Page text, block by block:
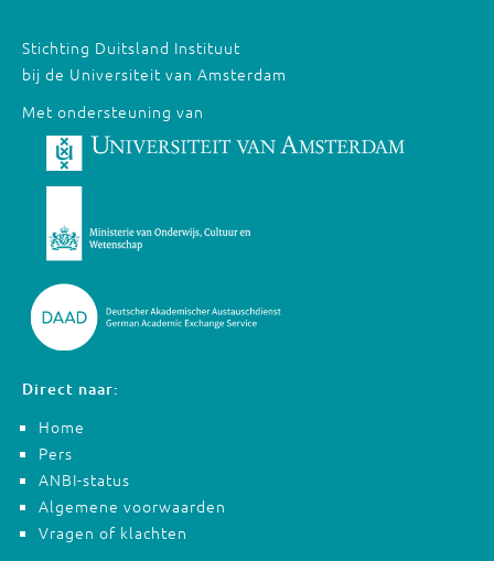
Stichting Duitsland Instituut
bij de Universiteit van Amsterdam
Met ondersteuning van
Direct naar:
Home
Pers
ANBI-status
Algemene voorwaarden
Vragen of klachten